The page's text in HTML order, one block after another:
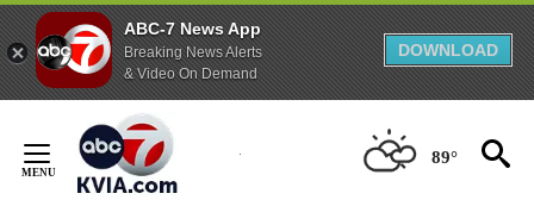
ABC-7 News App
Breaking News Alerts
& Video On Demand
DOWNLOAD
Content
89°